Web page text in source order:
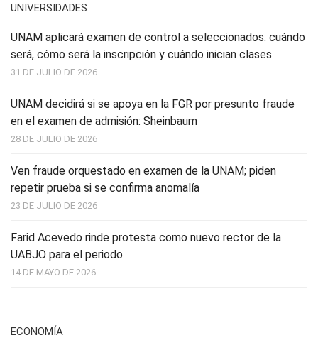
UNIVERSIDADES
UNAM aplicará examen de control a seleccionados: cuándo
será, cómo será la inscripción y cuándo inician clases
31 DE JULIO DE 2026
UNAM decidirá si se apoya en la FGR por presunto fraude
en el examen de admisión: Sheinbaum
28 DE JULIO DE 2026
Ven fraude orquestado en examen de la UNAM; piden
repetir prueba si se confirma anomalía
23 DE JULIO DE 2026
Farid Acevedo rinde protesta como nuevo rector de la
UABJO para el periodo
14 DE MAYO DE 2026
ECONOMÍA